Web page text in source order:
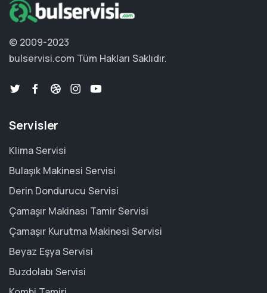
© 2009-2023
bulservisi.com Tüm Hakları Saklıdır.
Servisler
Klima Servisi
Bulaşık Makinesi Servisi
Derin Dondurucu Servisi
Çamaşır Makinası Tamir Servisi
Çamaşır Kurutma Makinesi Servisi
Beyaz Eşya Servisi
Buzdolabı Servisi